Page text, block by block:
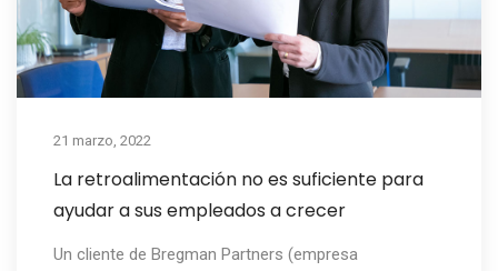
21 marzo, 2022
La retroalimentación no es suficiente para
ayudar a sus empleados a crecer
Un cliente de Bregman Partners (empresa